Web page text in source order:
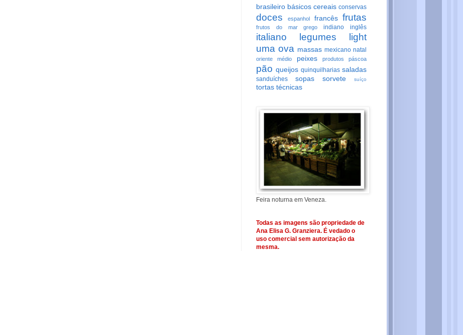
brasileiro básicos cereais conservas
doces espanhol francês frutas
frutos do mar grego indiano inglês
italiano legumes
light
uma ova massas mexicano natal
oriente médio peixes produtos páscoa
pão queijos quinquilharias saladas
sanduíches sopas sorvete suíço
tortas técnicas
Feira noturna em Veneza.
Todas as imagens são propriedade de
Ana Elisa G. Granziera. É vedado o
uso comercial sem autorização da
mesma.